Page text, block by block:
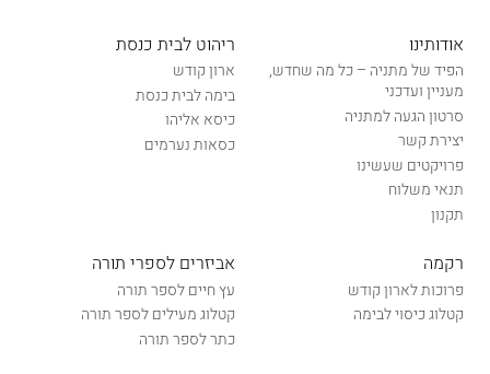
אודותינו
הפיד של מתניה – כל מה שחדש,
מעניין ועדכני
סרטון הגעה למתניה
יצירת קשר
פרויקטים שעשינו
תנאי משלוח
תקנון
ריהוט לבית כנסת
ארון קודש
בימה לבית כנסת
כיסא אליהו
כסאות נערמים
רקמה
פרוכות לארון קודש
קטלוג כיסוי לבימה
אביזרים לספרי תורה
עץ חיים לספר תורה
קטלוג מעילים לספר תורה
כתר לספר תורה